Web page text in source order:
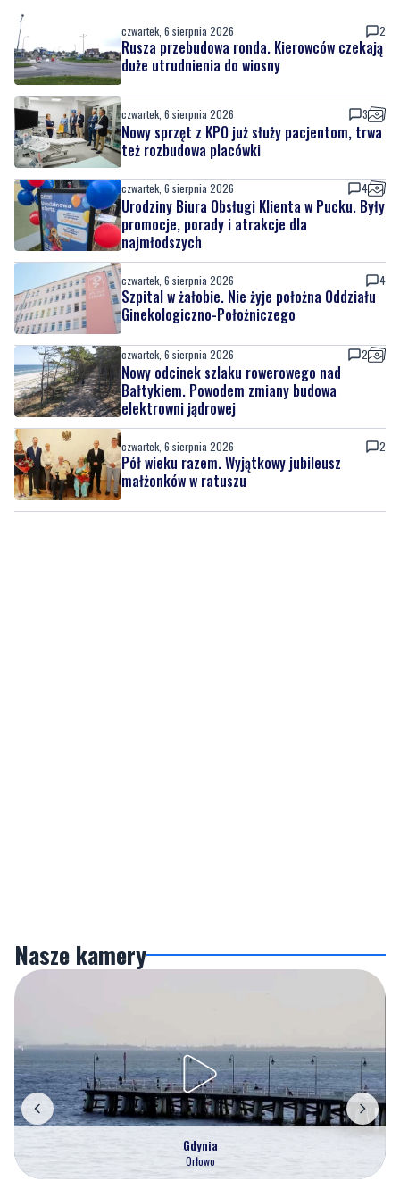
czwartek, 6 sierpnia 2026 2
Rusza przebudowa ronda. Kierowców czekają
duże utrudnienia do wiosny
czwartek, 6 sierpnia 2026 3
Nowy sprzęt z KPO już służy pacjentom, trwa
też rozbudowa placówki
czwartek, 6 sierpnia 2026 4
Urodziny Biura Obsługi Klienta w Pucku. Były
promocje, porady i atrakcje dla
najmłodszych
czwartek, 6 sierpnia 2026 4
Szpital w żałobie. Nie żyje położna Oddziału
Ginekologiczno-Położniczego
czwartek, 6 sierpnia 2026 2
Nowy odcinek szlaku rowerowego nad
Bałtykiem. Powodem zmiany budowa
elektrowni jądrowej
czwartek, 6 sierpnia 2026 2
Pół wieku razem. Wyjątkowy jubileusz
małżonków w ratuszu
Nasze kamery
Gdynia
Orłowo